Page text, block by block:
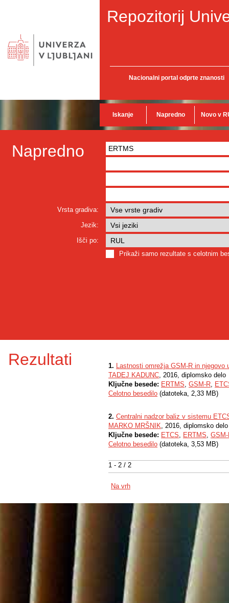
Repozitorij
Nacionalni portal odprte znanosti
Iskanje Napredno Novo v
Napredno
Vrsta gradiva:
Jezik:
Išči po:
Prikaži samo rezultate s celotnim
Rezultati
1 - 2 / 2
1. Lastnosti omrežja GSM-R in njegovo
TADEJ KADUNC, 2016, diplomsko delo
Ključne besede: ERTMS, GSM-R,
Celotno besedilo (datoteka, 2,33 MB)
2. Centralni nadzor baliz v sistemu
MARKO MRŠNIK, 2016, diplomsko delo
Ključne besede: ETCS, ERTMS, GSM-
Celotno besedilo (datoteka, 3,53 MB)
Na vrh